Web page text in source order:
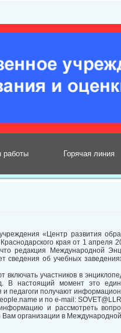
работы Горячая линия
«Центр развития
края от 1
редакция Международной
об учебных
включать участников в
В настоящий момент это
и педагоги получают
и по e-mail:
и рассмотреть
Вам организации в